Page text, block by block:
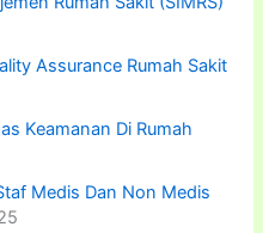
Assurance Rumah Sakit
Keamanan Di Rumah
Medis Dan Non Medis